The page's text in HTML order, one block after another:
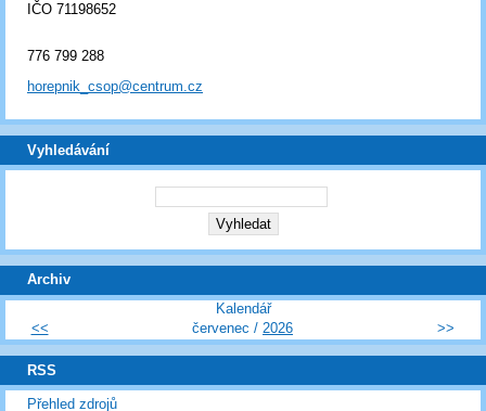
IČO 71198652
776 799 288
horepnik_csop@centrum.cz
Vyhledávání
Archiv
Kalendář
<<
červenec / 2026 >>
RSS
Přehled zdrojů